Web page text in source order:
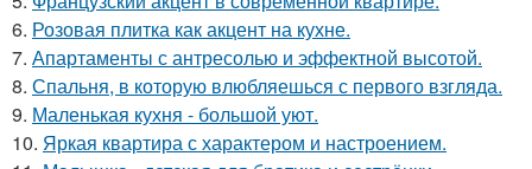
6. Розовая плитка как акцент на кухне.
7. Апартаменты с антресолью и эффектной высотой.
8. Спальня, в которую влюбляешься с первого взгляда.
9. Маленькая кухня - большой уют.
10. Яркая квартира с характером и настроением.